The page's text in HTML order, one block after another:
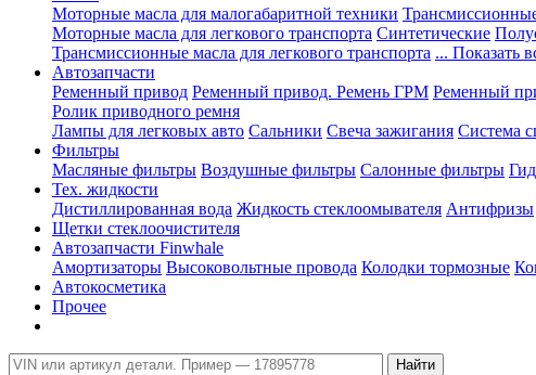
Моторные масла для малогабаритной техники
Моторные масла для легкового транспорта Синтетические
Трансмиссионные масла для легкового транспорта ... Показать
Автозапчасти
Ременный привод Ременный привод. Ремень ГРМ Ременный
Ролик приводного ремня
Лампы для легковых авто Сальники Свеча зажигания Система
Фильтры
Масляные фильтры Воздушные фильтры Салонные фильтры
Тех. жидкости
Дистиллированная вода Жидкость стеклоомывателя Антифризы
Щетки стеклоочистителя
Автозапчасти Finwhale
Амортизаторы Высоковольтные провода Колодки тормозные
Автокосметика
Прочее